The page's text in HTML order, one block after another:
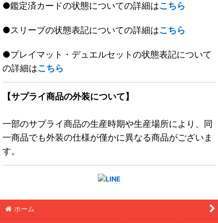
●鑑定済カードの状態についての詳細はこちら
●スリーブの状態表記についての詳細はこちら
●プレイマット・デュエルセットの状態表記について
の詳細はこちら
【サプライ商品の外装について】
一部のサプライ商品の生産時期や生産場所により、同
一商品でも外装の仕様が僅かに異なる商品がございま
す。
ホーム